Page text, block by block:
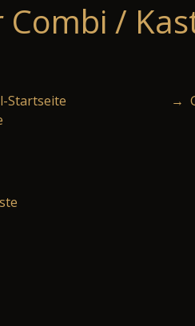
/
Startseite →